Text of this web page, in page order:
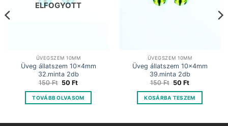
ELFOGYOTT
ÜVEGSZEM 10MM
Üveg állatszem 10x4mm
32.minta 2db
150Ft Original
was:
150 Ft.
50FtCurrent
is:
50 Ft.
TOVÁBB OLVASOM
ÜVEGSZEM 10MM
Üveg állatszem 10x4mm
39.minta 2db
150Ft Original
was:
150 Ft.
50FtCurrent
is:
50 Ft.
KOSÁRBA TESZEM